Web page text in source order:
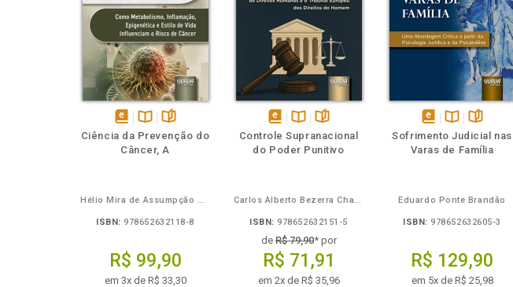
disponível
em
Disponível
na
páginas
Ciência da Prevenção do
Câncer, A
Hélio Mira de Assumpção Junior
ISBN: 978652632118-8
R$ 99,90
em 3x de R$ 33,30
disponível
em
Disponível
na
páginas
Controle Supranacional
do Poder Punitivo
Carlos Alberto Bezerra Chagas
ISBN: 978652632151-5
deR$ 79,90* por
R$ 71,91
em 2x de R$ 35,96
disponível
em
Disponível
na
páginas
Sofrimento Judicial nas
Varas de Família
Eduardo Ponte Brandão
ISBN: 978652632605-3
R$ 129,90
em 5x de R$ 25,98
Também
Também